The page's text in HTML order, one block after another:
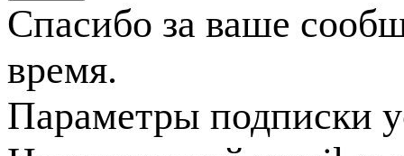
Спасибо за ваше
время.
Параметры подписки